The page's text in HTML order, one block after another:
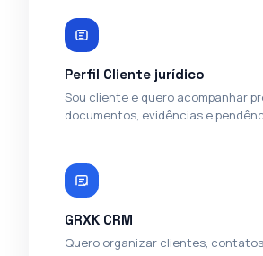
Perfil Cliente jurídico
Sou cliente e quero acompanhar
documentos, evidências e
GRXK CRM
Quero organizar clientes,